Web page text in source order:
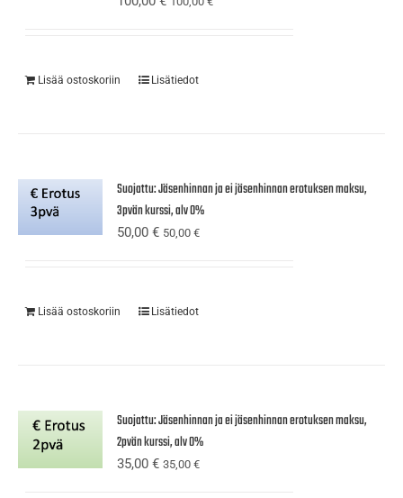
Lisää ostoskoriin Lisätiedot
Suojattu: Jäsenhinnan ja ei jäsenhinnan erotuksen maksu,
3pvän kurssi, alv 0%
50,00€ 50,00€
Lisää ostoskoriin Lisätiedot
Suojattu: Jäsenhinnan ja ei jäsenhinnan erotuksen maksu,
2pvän kurssi, alv 0%
35,00€ 35,00€